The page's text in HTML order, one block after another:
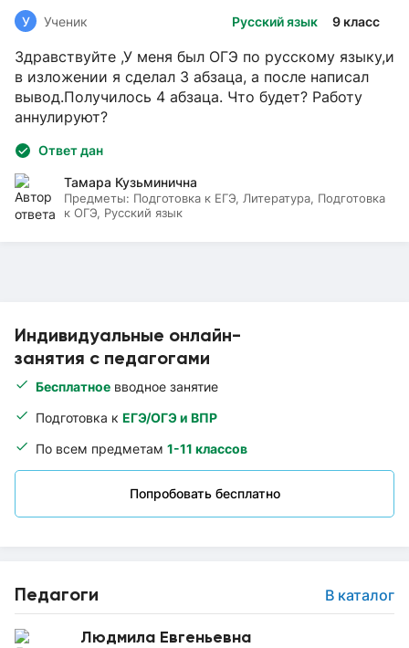
Индивидуальные онлайн-
занятия с педагогами
Бесплатное вводное занятие
Подготовка к ЕГЭ/ОГЭ и ВПР
По всем предметам 1-11 классов
Попробовать бесплатно
Педагоги В каталог
Людмила Евгеньевна
Русский язык 9 класс
У Ученик
Здравствуйте ,У меня был ОГЭ по русскому языку,и
в изложении я сделал 3 абзаца, а после написал
вывод.Получилось 4 абзаца. Что будет? Работу
аннулируют?
Ответ дан
Тамара Кузьминична
Предметы: Подготовка к ЕГЭ, Литература, Подготовка
к ОГЭ, Русский язык